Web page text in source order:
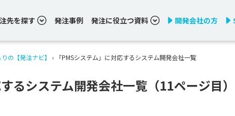
先を探す 発注事例 発注に役立つ資料 開発会社の方
の【発注ナビ】 › 「PMSシステム」に対応するシステム開発会社一覧
るシステム開発会社一覧（11ページ目）